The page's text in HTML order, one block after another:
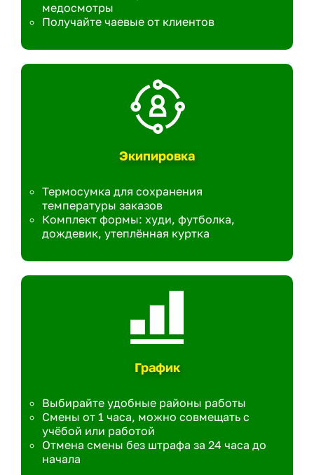
медосмотры
Получайте чаевые от клиентов
Экипировка
Термосумка для сохранения
температуры заказов
Комплект формы: худи, футболка,
дождевик, утеплённая куртка
График
Выбирайте удобные районы работы
Смены от 1 часа, можно совмещать с
учёбой или работой
Отмена смены без штрафа за 24 часа до
начала